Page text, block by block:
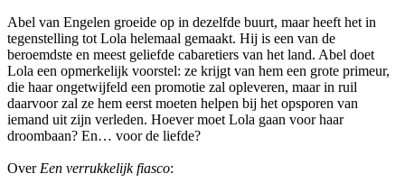
Abel van Engelen groeide op in dezelfde buurt, maar heeft het in
tegenstelling tot Lola helemaal gemaakt. Hij is een van de
beroemdste en meest geliefde cabaretiers van het land. Abel doet
Lola een opmerkelijk voorstel: ze krijgt van hem een grote primeur,
die haar ongetwijfeld een promotie zal opleveren, maar in ruil
daarvoor zal ze hem eerst moeten helpen bij het opsporen van
iemand uit zijn verleden. Hoever moet Lola gaan voor haar
droombaan? En… voor de liefde?
Over Een verrukkelijk fiasco: